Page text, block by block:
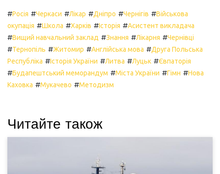
#Росія #Черкаси #Лікар #Дніпро #Чернігів #Військова
окупація #Школа #Харків #Історія #Асистент викладача
#Вищий навчальний заклад #Знання #Лікарня #Чернівці
#Тернопіль #Житомир #Англійська мова #Друга Польська
Республіка #Історія України #Литва #Луцьк #Євпаторія
#Будапештський меморандум #Міста України #Гімн #Нова
Каховка #Мукачево #Методизм
Читайте також